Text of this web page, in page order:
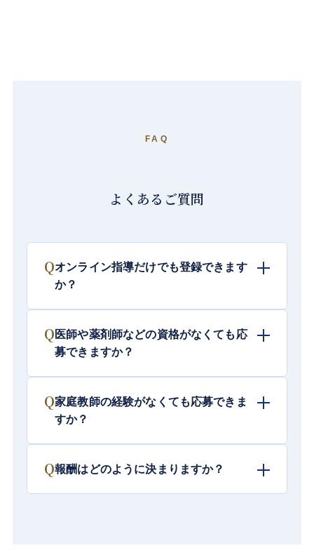
FAQ
よくあるご質問
Qオンライン指導だけでも登録できます
か？
Q医師や薬剤師などの資格がなくても応
募できますか？
Q家庭教師の経験がなくても応募できま
すか？
Q報酬はどのように決まりますか？